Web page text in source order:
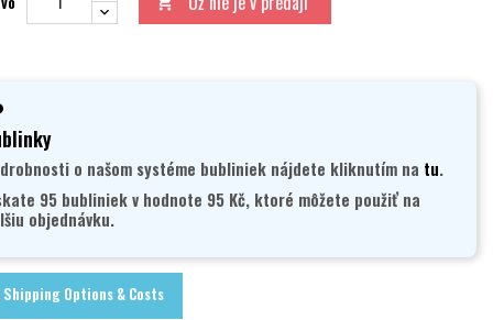
o našom systéme bubliniek nájdete kliknutím na tu.
95 bubliniek v hodnote 95 Kč, ktoré môžete použiť na
objednávku.
Shipping Options & Costs